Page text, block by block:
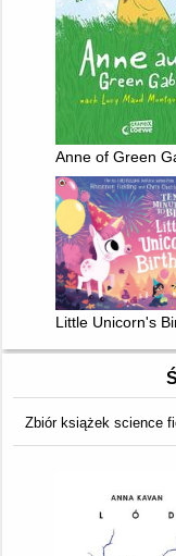
Anne of Green
Little Unicorn's
Zbiór książek science